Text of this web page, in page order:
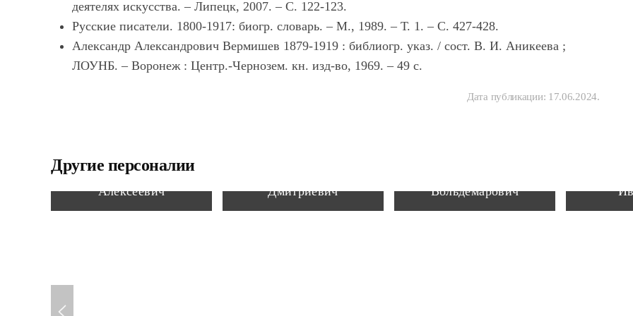
деятелях искусства. – Липецк, 2007. – С. 122-123.
Русские писатели. 1800-1917: биогр. словарь. – М., 1989. – Т. 1. – С. 427-428.
Александр Александрович Вермишев 1879-1919 : библиогр. указ. / сост. В. И. Аникеева ;
ЛОУНБ. – Воронеж : Центр.-Чернозем. кн. изд-во, 1969. – 49 с.
Дата публикации: 17.06.2024.
Другие персоналии
Шалимов Александр
Алексеевич
Дмитриевич
Вольдемарович